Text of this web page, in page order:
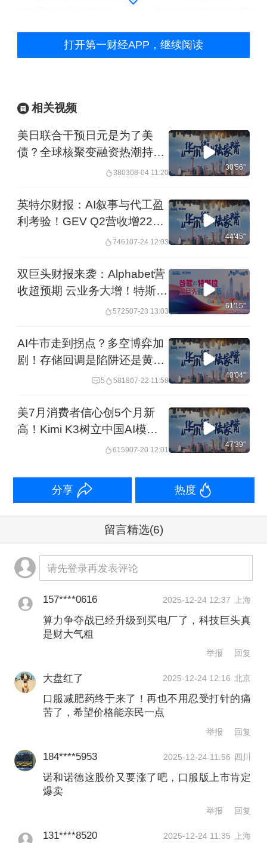
能超过预期。
基建
谷歌母公司Alphabet周一宣布以47.5亿
美元现金收购数据中心和能源基础设施
公司Intersect，同时承担其债务。交易
完成后，Intersect将保持独立运营，谷
歌将获得其在建数据中心项目、数吉瓦
数据中心及电力设施的建设，以应对人
工智能领域的激烈竞争，尤其是与
购不含Intersect加州及德州部分资产，
预计2026年上半年完成。Alphabet CEO
新与全球领导力。
-哈佛大学梅森高级研究员郑科
（CFA）：Alphabet买的不只是数据中
心厂房，而是未来十年的“算力底盘”。
Intersect擅长开发可快速并网、具有低
新一轮AI竞争中提前锁定两个核心资
与推理对能源的需求呈指数级增长，算
力版图正在从“AI芯片争夺战”转向“电力
争夺战”。微软、亚马逊布局核能、小型
电站，谷歌则以并购方式补齐数据中心
地产能力，这是科技巨头对未来能源—
算力链的深度押注。此举还标志着大型
向“算力资产持有模式”，AI将推动Big
Tech重新变成基础设施企业。
打开第一财经APP，继续阅读
相关视频
美日联合干预日元是为了美
债？全球核聚变融资热潮持
续！石油资本将巨额收购游戏
街到陆家嘴
380308-04 11:20
30'56''
英特尔财报：AI叙事与代工盈
利考验！GEV Q2营收增22%
订单创纪录 燃气轮机行业有确
尔街到陆家嘴
746107-24 12:03
44'45''
双巨头财报来袭：Alphabet营
收超预期 云业务大增！特斯拉
Q2自由现金流转负 马斯克重
20260723从华尔街到陆家嘴
572507-23 13:03
61'15''
AI牛市走到拐点？多空博弈加
剧！存储回调是陷阱还是黄金
坑？Vera Rubin竞品AMD
20260722从华尔街到陆家嘴
5 581807-22 11:58
40'04''
美7月消费者信心创5个月新
高！Kimi K3树立中国AI模型
定价新标杆！“Kimi时刻”加速
20260720从华尔街到陆家嘴
615907-20 12:01
47'39''
分享 热度
留言精选(6)
请先登录再发表评论
157****0616 2025-12-24 12:37 上海
算力争夺战已经升级到买电厂了，科技巨头真
是财大气粗
举报 回复
大盘红了 2025-12-24 12:16 北京
口服减肥药终于来了！再也不用忍受打针的痛
苦了，希望价格能亲民一点
举报 回复
184****5953 2025-12-24 11:56 四川
诺和诺德这股价又要涨了吧，口服版上市肯定
爆卖
举报 回复
131****8520 2025-12-24 11:35 上海